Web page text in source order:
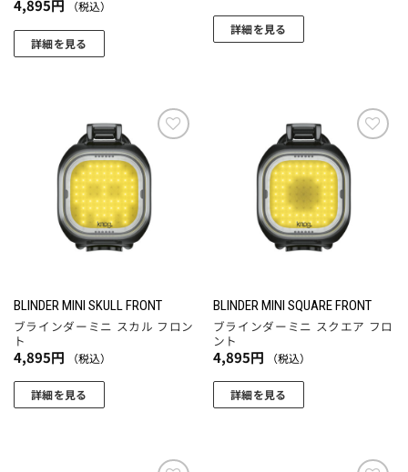
4,895円 （税込）
詳細を見る
詳細を見る
BLINDER MINI SKULL FRONT
ブラインダーミニ スカル フロン
ト
4,895円 （税込）
詳細を見る
BLINDER MINI SQUARE FRONT
ブラインダーミニ スクエア フロ
ント
4,895円 （税込）
詳細を見る